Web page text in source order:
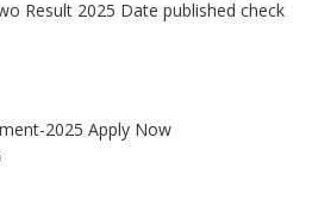
Result 2025 Date published check
2025 Apply Now